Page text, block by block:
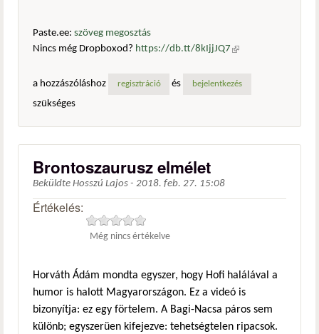
Paste.ee: szöveg megosztás
Nincs még Dropboxod? https://db.tt/8kIjjJQ7 (külső
a hozzászóláshoz
regisztráció és bejelentkezés
szükséges
Brontoszaurusz elmélet
Beküldte Hosszú Lajos - 2018. feb. 27. 15:08
Értékelés:
Még nincs értékelve
Horváth Ádám mondta egyszer, hogy Hofi halálával a
humor is halott Magyarországon. Ez a videó is
bizonyítja: ez egy förtelem. A Bagi-Nacsa páros sem
különb; egyszerüen kifejezve: tehetségtelen ripacsok.